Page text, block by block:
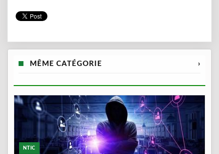
MÊME CATÉGORIE ›
NTIC